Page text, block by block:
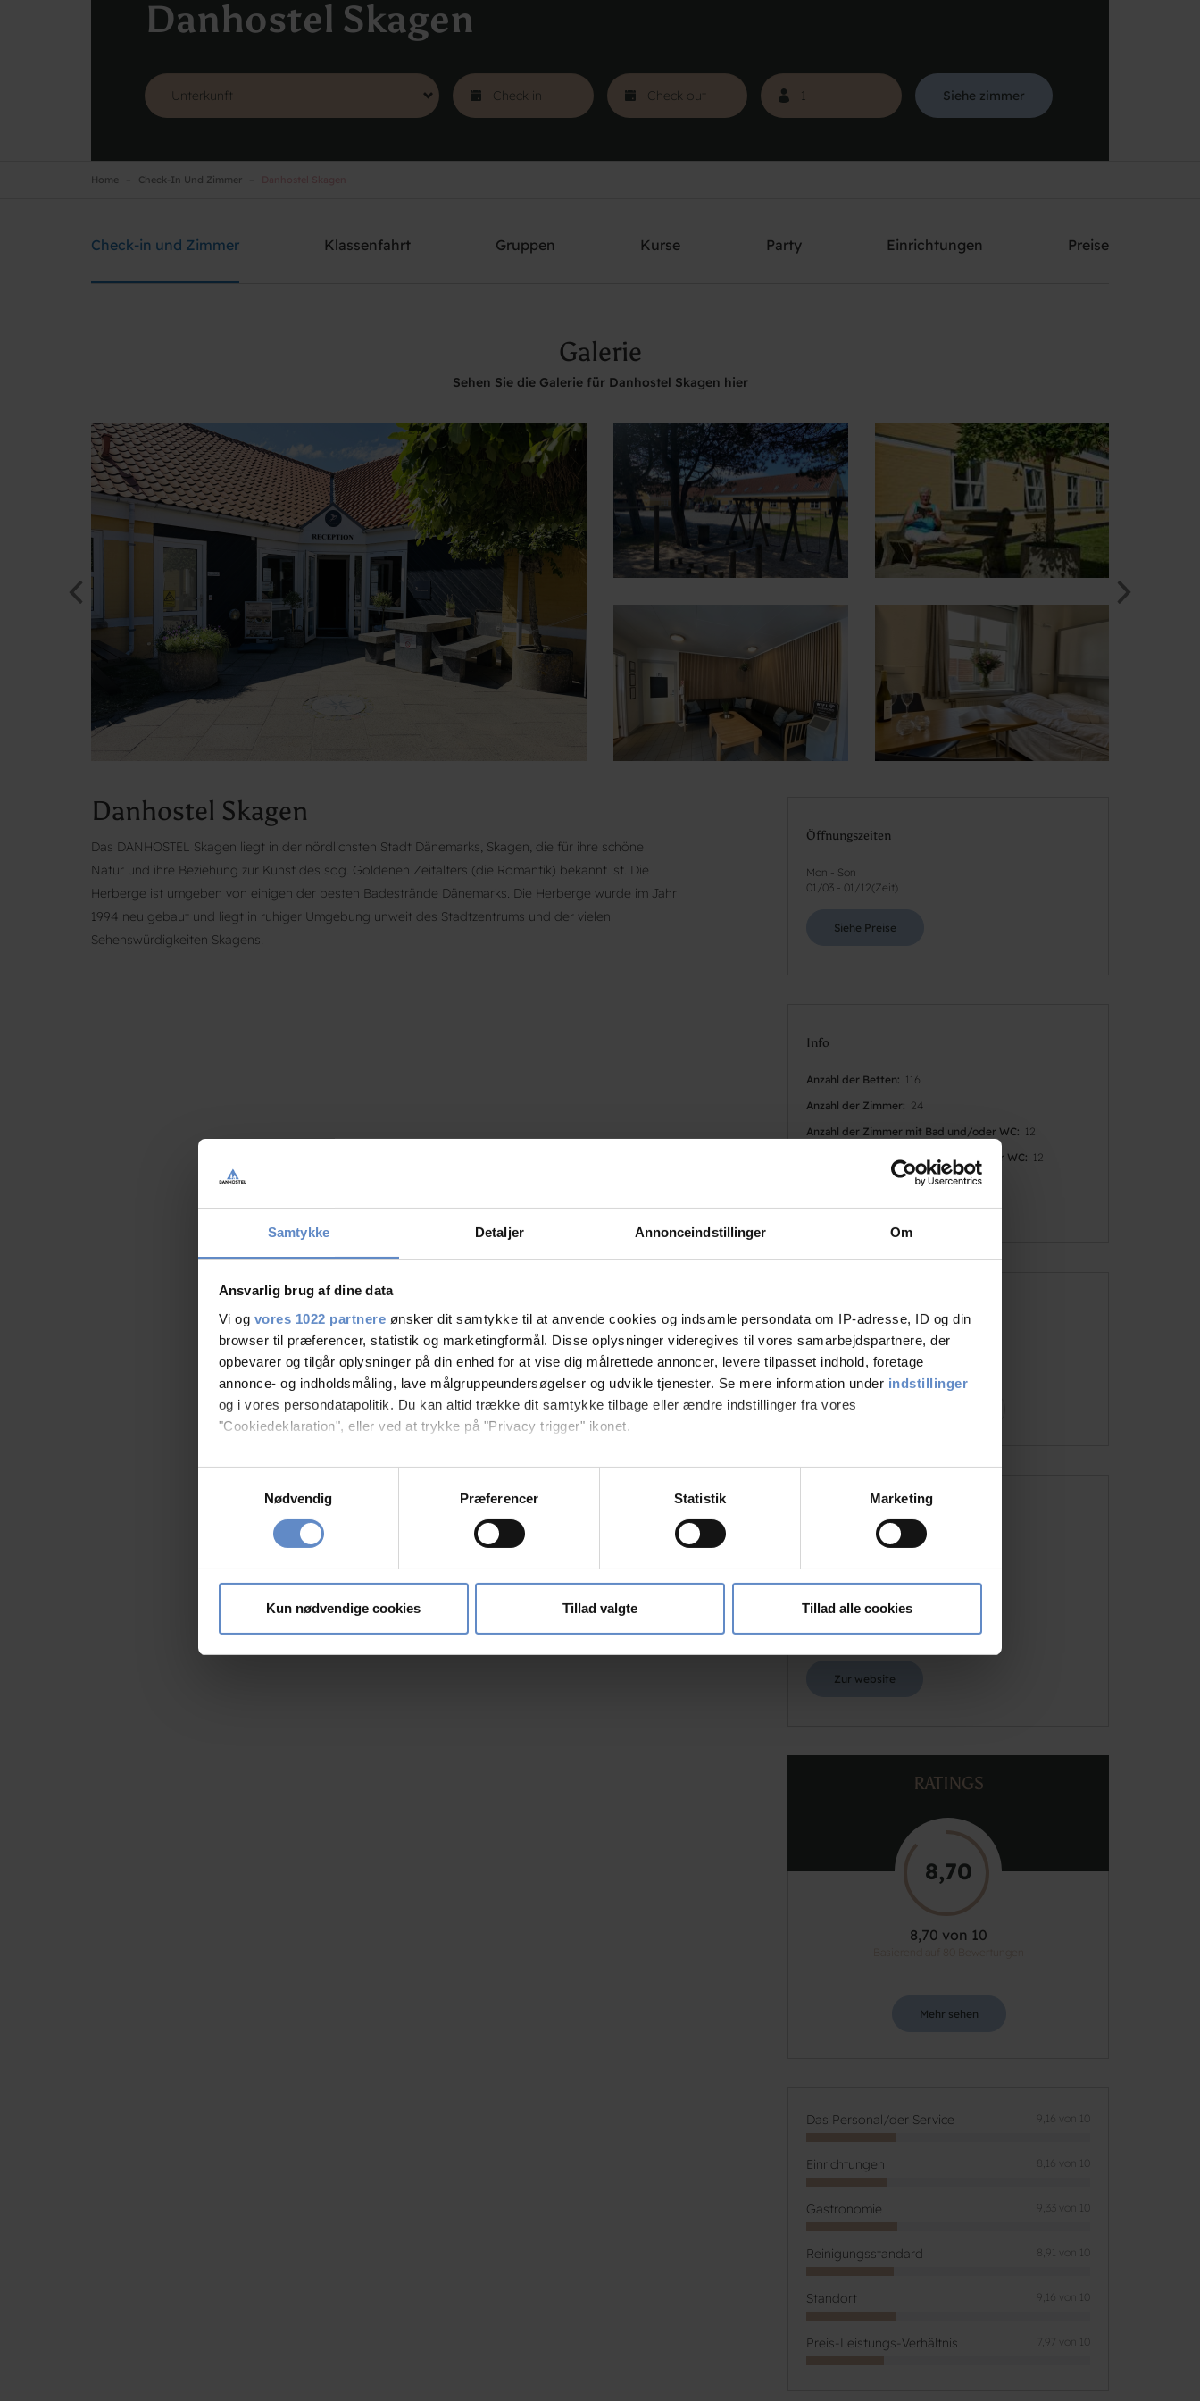
Samtykke Detaljer Annonceindstillinger Om
Ansvarlig brug af dine data
Vi og vores 1022 partnere ønsker dit samtykke til at anvende cookies og indsamle persondata om IP-adresse, ID og din
browser til præferencer, statistik og marketingformål. Disse oplysninger videregives til vores samarbejdspartnere, der
opbevarer og tilgår oplysninger på din enhed for at vise dig målrettede annoncer, levere tilpasset indhold, foretage
annonce- og indholdsmåling, lave målgruppeundersøgelser og udvikle tjenester. Se mere information under indstillinger
og i vores persondatapolitik. Du kan altid trække dit samtykke tilbage eller ændre indstillinger fra vores
"Cookiedeklaration", eller ved at trykke på "Privacy trigger" ikonet.
Hvis du tillader det, vil vi også gerne:
Indsamle præcise oplysninger om din placering, der kan være nøjagtig inden for få meter
Dine valg anvendes på hele websitet.
Vi bruger cookies til at tilpasse vores indhold og annoncer, til at vise dig funktioner til sociale medier og til at analysere
vores trafik. Vi deler også oplysninger om din brug af vores hjemmeside med vores partnere inden for sociale medier,
Nødvendig
Præferencer Statistik Marketing
Kun nødvendige cookies Tillad valgte Tillad alle cookies
Danhostel Skagen
Siehe zimmer
Home Check-In Und Zimmer
Check-in und Zimmer Klassenfahrt Gruppen Kurse Party Einrichtungen Preise
Galerie
Sehen Sie die Galerie für Danhostel Skagen hier
Danhostel Skagen
Das DANHOSTEL Skagen liegt in der nördlichsten Stadt Dänemarks, Skagen, die für ihre schöne
Natur und ihre Beziehung zur Kunst des sog. Goldenen Zeitalters (die Romantik) bekannt ist. Die
Herberge ist umgeben von einigen der besten Badestrände Dänemarks. Die Herberge wurde im Jahr
1994 neu gebaut und liegt in ruhiger Umgebung unweit des Stadtzentrums und der vielen
Sehenswürdigkeiten Skagens.
Öffnungszeiten
Mon - Son
01/03 - 01/12( Zeit)
Siehe Preise
Info
Anzahl der Betten
116
Anzahl der Zimmer
24
Anzahl der Zimmer mit Bad und/oder WC
12
Anzahl der Zimmer ohne Bad und/oder WC
12
Freies Parken
Rolighedsvej 2, 9990 Skagen
Der Host (innen) Camilla Nordmann
Zur website
RATINGS
8,70
8,70 von 10
Mehr sehen
Das Personal/der Service 9,16 von 10
Einrichtungen 8,16 von 10
Gastronomie 9,33 von 10
Reinigungsstandard 8,91 von 10
Standort 9,16 von 10
Preis-Leistungs-Verhältnis 7,97 von 10